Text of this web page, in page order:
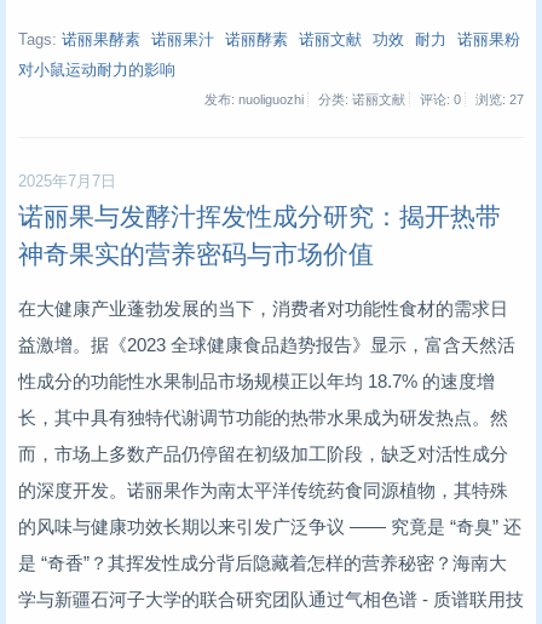
Tags: 诺丽果酵素 诺丽果汁 诺丽酵素 诺丽文献 功效 耐力
诺丽果粉
对小鼠运动耐力的影响
发布: nuoliguozhi 分类: 诺丽文献 评论: 0 浏览: 27
2025年7月7日
诺丽果与发酵汁挥发性成分研究：揭开热带
神奇果实的营养密码与市场价值
在大健康产业蓬勃发展的当下，消费者对功能性食材的需求日
益激增。据《2023 全球健康食品趋势报告》显示，富含天然活
性成分的功能性水果制品市场规模正以年均 18.7% 的速度增
长，其中具有独特代谢调节功能的热带水果成为研发热点。然
而，市场上多数产品仍停留在初级加工阶段，缺乏对活性成分
的深度开发。诺丽果作为南太平洋传统药食同源植物，其特殊
的风味与健康功效长期以来引发广泛争议 —— 究竟是 “奇臭” 还
是 “奇香”？其挥发性成分背后隐藏着怎样的营养秘密？海南大
学与新疆石河子大学的联合研究团队通过气相色谱 - 质谱联用技